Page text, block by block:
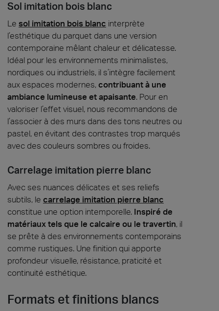
Sol imitation bois blanc
Le sol imitation bois blanc interprète
l’esthétique du parquet dans une version
contemporaine mêlant chaleur et délicatesse.
Idéal pour les environnements minimalistes,
nordiques ou industriels, il s’intègre facilement
aux espaces modernes, contribuant à une
ambiance lumineuse et apaisante. Pour en
valoriser l’effet visuel, nous recommandons de
l’associer à des murs dans des tons neutres ou
pastel, en évitant des contrastes trop marqués
avec des couleurs sombres ou froides.
Carrelage imitation pierre blanc
Avec ses nuances délicates et ses reliefs
subtils, le carrelage imitation pierre blanc
constitue une option intemporelle. Inspiré de
matériaux tels que le calcaire ou le travertin, il
se prête à des environnements contemporains
comme rustiques. Une finition qui apporte
profondeur visuelle, résistance, praticité et
continuité esthétique.
Formats et finitions blancs